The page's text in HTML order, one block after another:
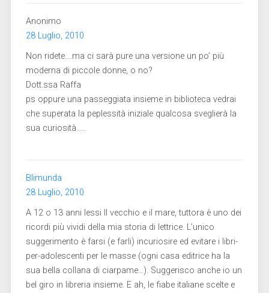
Anonimo
28 Luglio, 2010
Non ridete….ma ci sarà pure una versione un po’ più
moderna di piccole donne, o no?
Dott.ssa Raffa
ps oppure una passeggiata insieme in biblioteca vedrai
che superata la peplessità iniziale qualcosa sveglierà la
sua curiosità…..
Blimunda
28 Luglio, 2010
A 12 o 13 anni lessi Il vecchio e il mare, tuttora è uno dei
ricordi più vividi della mia storia di lettrice. L’unico
suggerimento è farsi (e farli) incuriosire ed evitare i libri-
per-adolescenti per le masse (ogni casa editrice ha la
sua bella collana di ciarpame…). Suggerisco anche io un
bel giro in libreria insieme. E ah, le fiabe italiane scelte e